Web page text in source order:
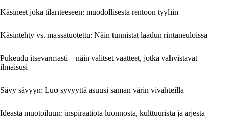
Käsineet joka tilanteeseen: muodollisesta rentoon tyyliin
Käsintehty vs. massatuotettu: Näin tunnistat laadun rintaneuloissa
Pukeudu itsevarmasti – näin valitset vaatteet, jotka vahvistavat
ilmaisusi
Sävy sävyyn: Luo syvyyttä asuusi saman värin vivahteilla
Ideasta muotoiluun: inspiraatiota luonnosta, kulttuurista ja arjesta